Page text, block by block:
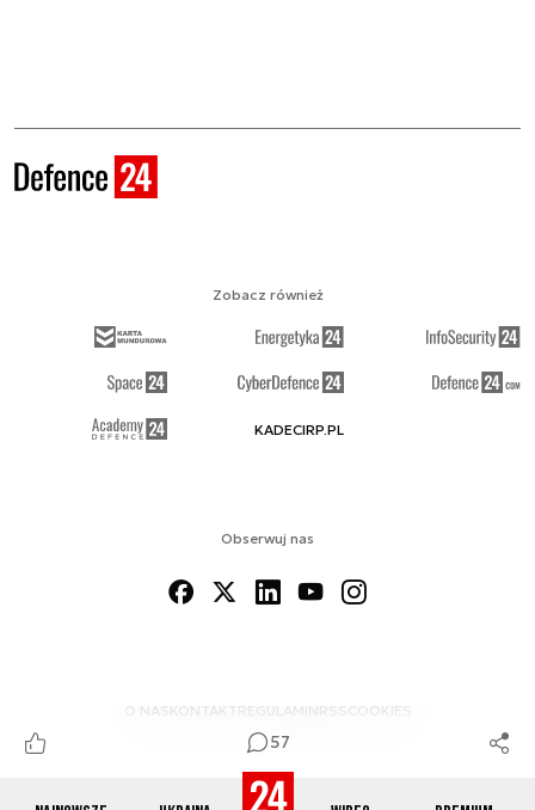
57
Obserwuj nas
O NAS KONTAKTREGULAMINRSS COOKIES
Zobacz również
KADECIRP.PL